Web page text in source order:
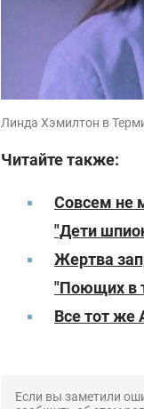
Линда Хэмилтон в
Читайте также:
Совсем не
"Дети
Жертва
"Поющих в
Все тот же
Если вы заметили